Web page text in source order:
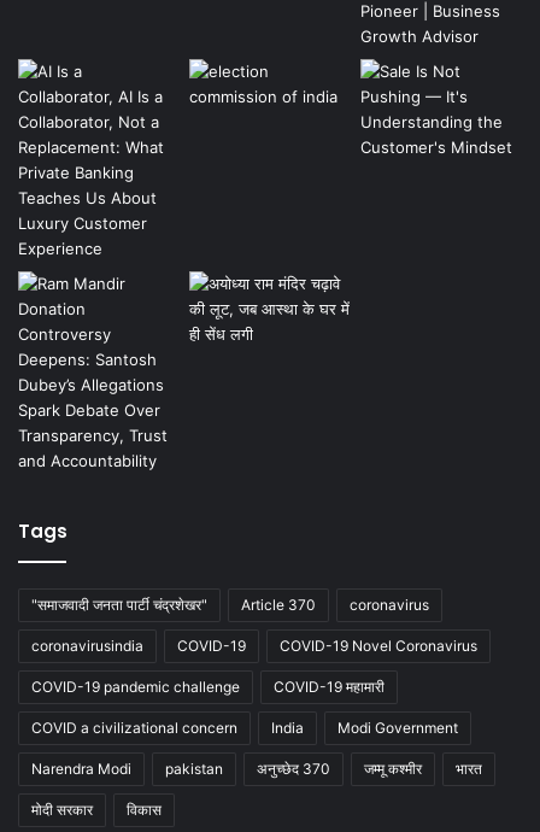
Tags
"समाजवादी जनता पार्टी चंद्रशेखर" Article 370 coronavirus
coronavirusindia COVID-19 COVID-19 Novel Coronavirus
COVID-19 pandemic challenge COVID-19 महामारी
COVID a civilizational concern India Modi Government
Narendra Modi pakistan अनुच्छेद 370 जम्मू कश्मीर भारत
मोदी सरकार विकास